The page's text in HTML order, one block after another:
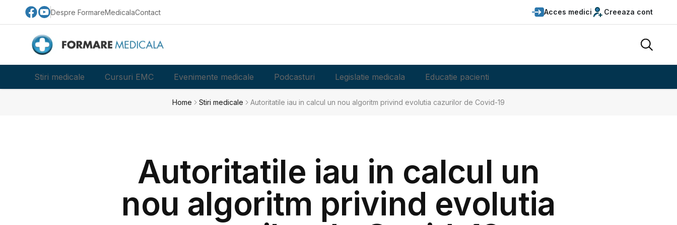
Despre FormareMedicalaContact Acces medici Creeaza cont
Stiri medicale Cursuri EMC Evenimente medicale Podcasturi Legislatie medicala Educatie pacienti
Home Stiri medicale Autoritatile iau in calcul un nou algoritm privind evolutia cazurilor de Covid-19
Autoritatile iau in calcul un
nou algoritm privind evolutia